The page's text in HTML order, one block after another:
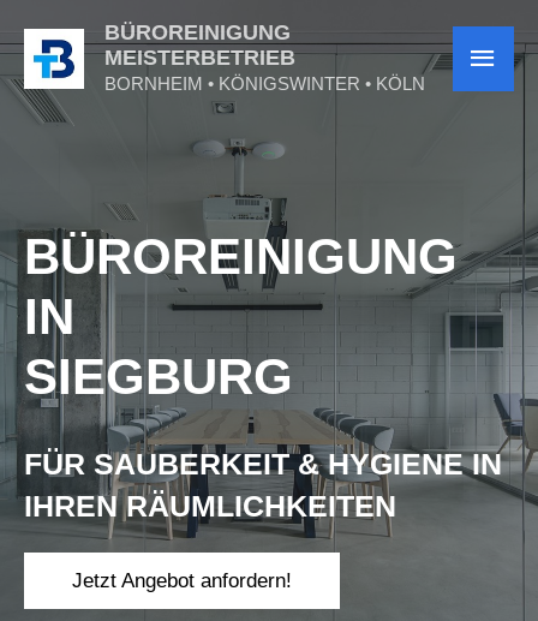
BÜROREINIGUNG
MEISTERBETRIEB
BORNHEIM • KÖNIGSWINTER • KÖLN
BÜRO­REINIGUNG
IN
SIEGBURG
FÜR SAUBERKEIT & HYGIENE IN
IHREN RÄUMLICHKEITEN
Jetzt Angebot anfordern!